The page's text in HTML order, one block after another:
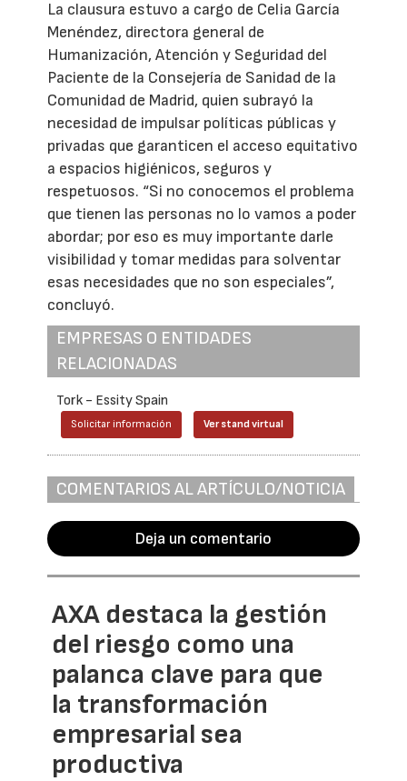
La clausura estuvo a cargo de Celia García
Menéndez, directora general de
Humanización, Atención y Seguridad del
Paciente de la Consejería de Sanidad de la
Comunidad de Madrid, quien subrayó la
necesidad de impulsar políticas públicas y
privadas que garanticen el acceso equitativo
a espacios higiénicos, seguros y
respetuosos. “Si no conocemos el problema
que tienen las personas no lo vamos a poder
abordar; por eso es muy importante darle
visibilidad y tomar medidas para solventar
esas necesidades que no son especiales”,
concluyó.
EMPRESAS O ENTIDADES
RELACIONADAS
Tork - Essity Spain
Solicitar información Ver stand virtual
COMENTARIOS AL ARTÍCULO/NOTICIA
Deja un comentario
AXA destaca la gestión
del riesgo como una
palanca clave para que
la transformación
empresarial sea
productiva